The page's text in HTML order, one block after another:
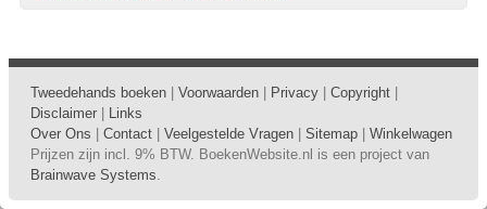
Tweedehands boeken Voorwaarden Privacy Copyright
Disclaimer
Links
Over Ons
Contact Veelgestelde Vragen Sitemap
Winkelwagen
Prijzen zijn incl. 9% BTW. BoekenWebsite.nl is een project van
Brainwave Systems.